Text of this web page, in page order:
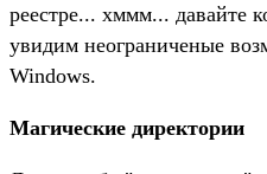
реестре... хммм... давайте
увидим неограниченые
Windows.
Магические директории